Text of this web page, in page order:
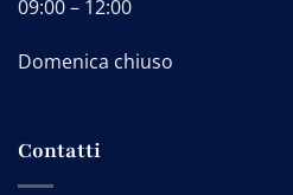
09:00 – 12:00
Domenica chiuso
Contatti